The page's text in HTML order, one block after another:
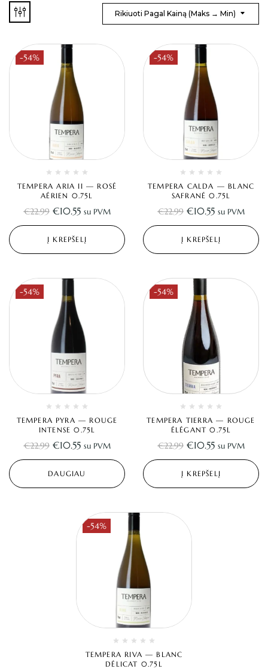
Rikiuoti Pagal Kainą (maks → Min)
-54%
TEMPERA ARIA II — ROSÉ
AÉRIEN 0.75L
€22.99 €10.55 su PVM
Į KREPŠELĮ
-54%
TEMPERA CALDA — BLANC
SAFRANÉ 0.75L
€22.99 €10.55 su PVM
Į KREPŠELĮ
-54%
TEMPERA PYRA — ROUGE
INTENSE 0.75L
€22.99 €10.55 su PVM
DAUGIAU
-54%
TEMPERA TIERRA — ROUGE
ÉLÉGANT 0.75L
€22.99 €10.55 su PVM
Į KREPŠELĮ
-54%
TEMPERA RIVA — BLANC
DÉLICAT 0.75L